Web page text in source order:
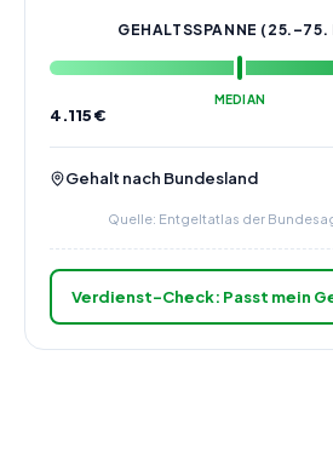
GEHALTSSPANNE (25.–75.
MEDIAN
4.115€
Gehalt nach Bundesland
Quelle: Entgeltatlas der
Verdienst-Check: Passt mein